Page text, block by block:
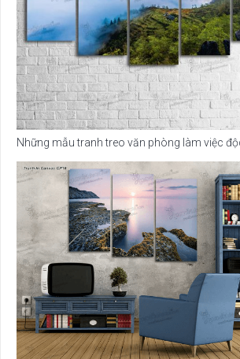
Những mẫu tranh treo văn phòng làm việc